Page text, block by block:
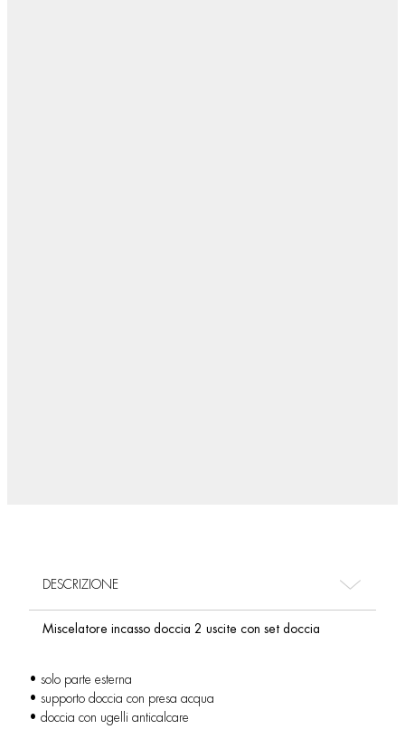
DESCRIZIONE
Miscelatore incasso doccia 2 uscite con set doccia
• solo parte esterna
• supporto doccia con presa acqua
• doccia con ugelli anticalcare